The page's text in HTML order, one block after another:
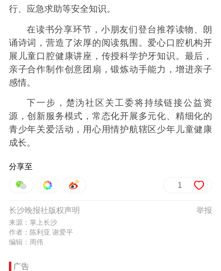
行、应急求助等安全知识。
在读书分享环节，小朋友们登台推荐读物、朗
诵诗词，营造了浓厚的阅读氛围。爱心口腔机构开
展儿童口腔健康讲座，传授科学护牙知识。最后，
亲子合作制作创意团扇，锻炼动手能力，增进亲子
感情。
下一步，楚沩社区关工委将持续链接公益资
源，创新服务模式，常态化开展多元化、精细化的
青少年关爱活动，用心用情护航辖区少年儿童健康
成长。
分享至
1
举报
长沙晚报社版权声明
来源：掌上长沙
作者：陈利亚 谢爱平
编辑：周伟
广告